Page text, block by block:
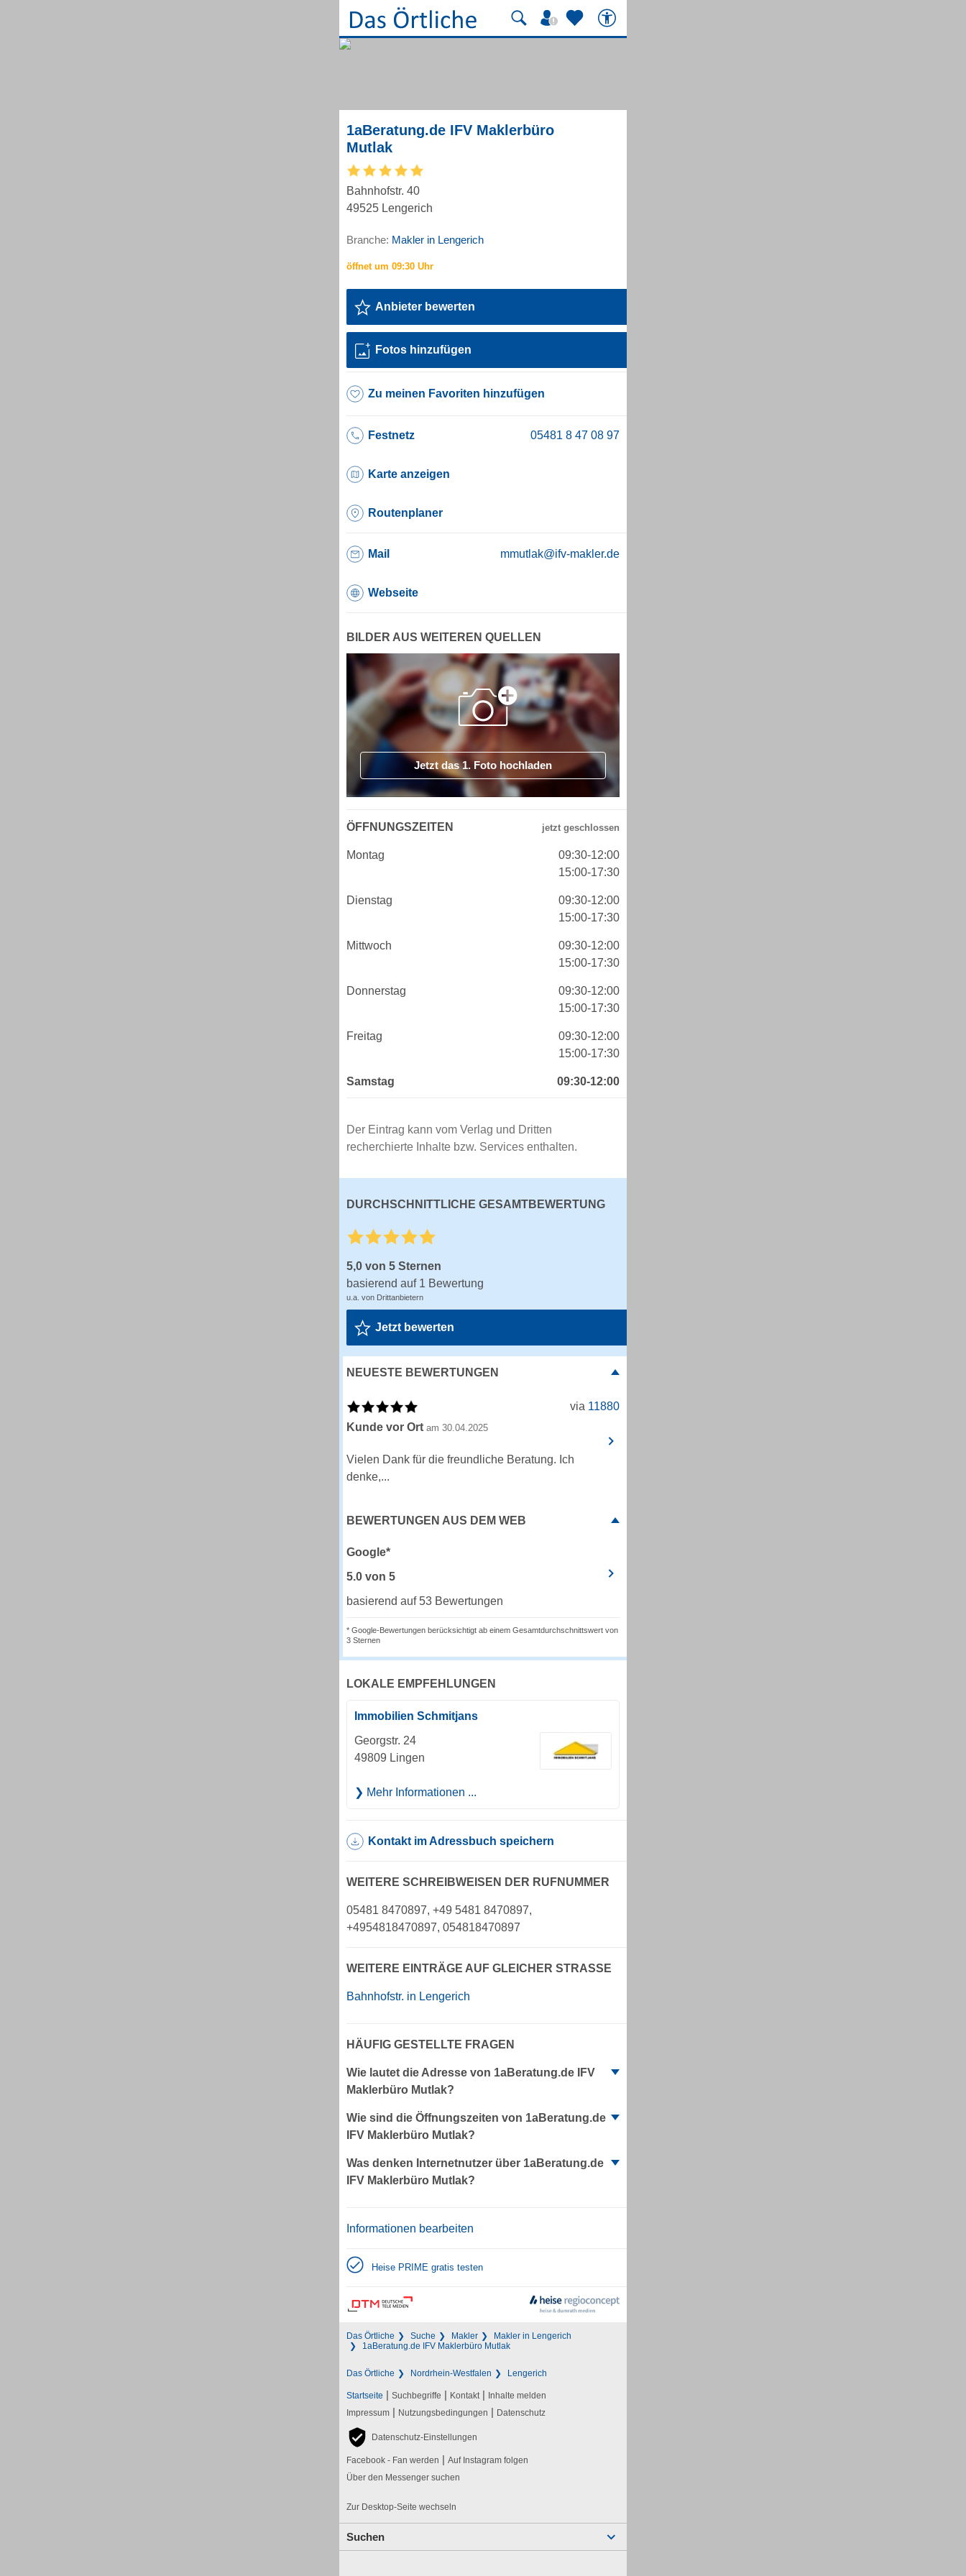
1aBeratung.de IFV Maklerbüro
Mutlak
Bahnhofstr. 40
49525 Lengerich
Branche: Makler in Lengerich
Anbieter bewerten
Fotos hinzufügen
Zu meinen Favoriten hinzufügen
Festnetz
Karte anzeigen
Routenplaner
Mail mmutlak@ifv-makler.de
Webseite
BILDER AUS WEITEREN QUELLEN
Jetzt das 1. Foto hochladen
ÖFFNUNGSZEITEN
Montag
09:30-12:00
15:00-17:30
Dienstag
09:30-12:00
15:00-17:30
Mittwoch
09:30-12:00
15:00-17:30
Donnerstag
09:30-12:00
15:00-17:30
Freitag
09:30-12:00
15:00-17:30
Samstag 09:30-12:00
Der Eintrag kann vom Verlag und Dritten
recherchierte Inhalte bzw. Services enthalten.
DURCHSCHNITTLICHE GESAMTBEWERTUNG
5,0 von 5 Sternen
basierend auf 1 Bewertung
u.a. von Drittanbietern
Jetzt bewerten
NEUESTE BEWERTUNGEN
via 11880
Kunde vor Ort am 30.04.2025
Vielen Dank für die freundliche Beratung. Ich
denke,...
BEWERTUNGEN AUS DEM WEB
Google*
5.0 von 5
basierend auf 53 Bewertungen
* Google-Bewertungen berücksichtigt ab einem Gesamtdurchschnittswert von
3 Sternen
LOKALE EMPFEHLUNGEN
Immobilien Schmitjans
Georgstr. 24
49809 Lingen
Mehr Informationen ...
Kontakt im Adressbuch speichern
WEITERE SCHREIBWEISEN DER RUFNUMMER
05481 8470897, +49 5481 8470897,
+4954818470897, 054818470897
WEITERE EINTRÄGE AUF GLEICHER STRASSE
Bahnhofstr. in Lengerich
HÄUFIG GESTELLTE FRAGEN
Wie lautet die Adresse von 1aBeratung.de IFV
Maklerbüro Mutlak?
Wie sind die Öffnungszeiten von 1aBeratung.de
IFV Maklerbüro Mutlak?
Was denken Internetnutzer über 1aBeratung.de
IFV Maklerbüro Mutlak?
Informationen bearbeiten
Heise PRIME gratis testen
Das Örtliche Suche Makler
Makler in Lengerich
1aBeratung.de IFV Maklerbüro Mutlak
Das Örtliche Nordrhein-Westfalen Lengerich
Startseite | Suchbegriffe | Kontakt | Inhalte melden
Impressum | Nutzungsbedingungen | Datenschutz
Datenschutz-Einstellungen
Facebook - Fan werden | Auf Instagram folgen
Über den Messenger suchen
Zur Desktop-Seite wechseln
Suchen